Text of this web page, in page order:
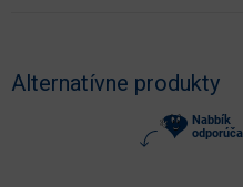
Alternatívne produkty
Nabbík
odporúča